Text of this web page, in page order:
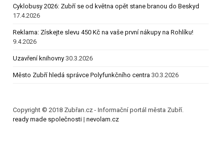
Cyklobusy 2026: Zubří se od května opět stane branou do Beskyd
17.4.2026
Reklama: Získejte slevu 450 Kč na vaše první nákupy na Rohlíku!
9.4.2026
Uzavření knihovny 30.3.2026
Město Zubří hledá správce Polyfunkčního centra 30.3.2026
Copyright © 2018 Zubřan.cz - Informační portál města Zubří.
ready made společnosti | nevolam.cz